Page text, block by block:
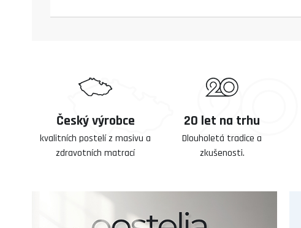
Český výrobce
kvalitních postelí z masivu a
zdravotních matrací
20 let na trhu
Dlouholetá tradice a
zkušenosti.